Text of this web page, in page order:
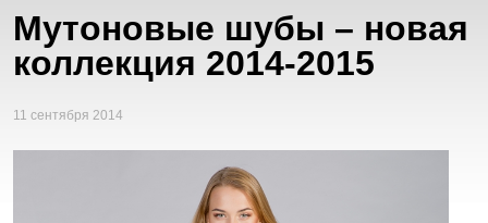
Мутоновые шубы – новая
коллекция 2014-2015
11 сентября 2014